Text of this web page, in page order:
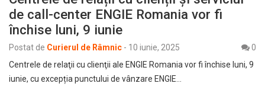
de call-center ENGIE Romania vor fi
închise luni, 9 iunie
Postat de Curierul de Râmnic - 10 iunie, 2025
0
Centrele de relaţii cu clienţii ale ENGIE Romania vor fi închise luni, 9
iunie, cu excepția punctului de vânzare ENGIE…